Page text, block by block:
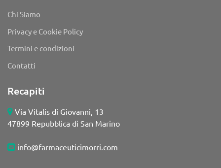
Chi Siamo
Privacy e Cookie Policy
Termini e condizioni
Contatti
Recapiti
Via Vitalis di Giovanni, 13
47899 Repubblica di San Marino
info@farmaceuticimorri.com